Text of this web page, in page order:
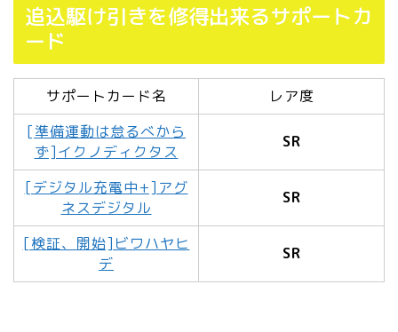
追込駆け引きを修得出来るサポートカ
ード
サポートカード名
レア度
[準備運動は怠るべから
ず]イクノディクタス
SR
[デジタル充電中+]アグ
ネスデジタル
SR
[検証、開始]ビワハヤヒ
デ
SR